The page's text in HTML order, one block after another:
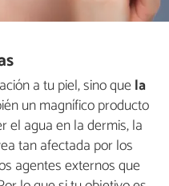
a tu piel, sino quela
un magnífico producto
el agua en la dermis, la
tan afectada por los
agentes externos que